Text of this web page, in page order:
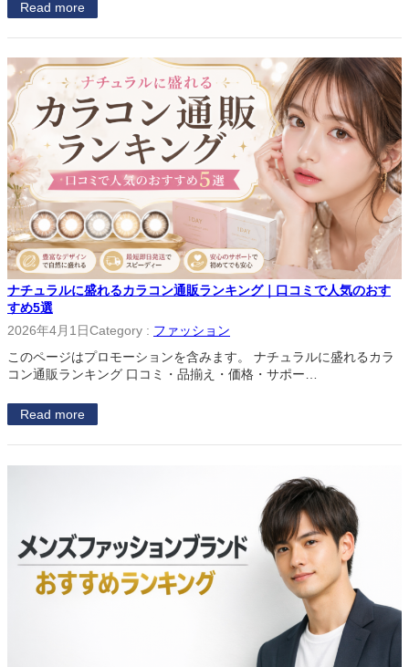
Read more
ナチュラルに盛れるカラコン通販ランキング｜口コミで人気のおす
すめ5選
2026年4月1日Category : ファッション
このページはプロモーションを含みます。 ナチュラルに盛れるカラ
コン通販ランキング 口コミ・品揃え・価格・サポー…
Read more